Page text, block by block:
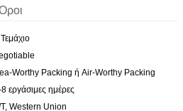
Worthy Packing ή Air-Worthy Packing
εργάσιμες ημέρες
Western Union